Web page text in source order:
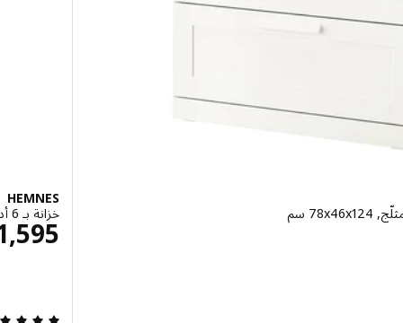
HEMNES
خزانة بـ 6 أدراج, أبيض, ‎108x131 سم‏